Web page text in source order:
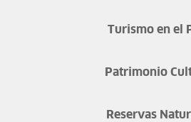
Turismo en el
Patrimonio
Reservas